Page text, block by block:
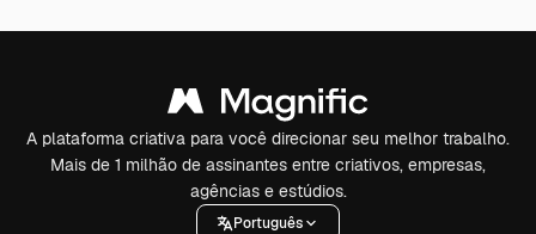
A plataforma criativa para você direcionar seu melhor trabalho.
Mais de 1 milhão de assinantes entre criativos, empresas,
agências e estúdios.
Português